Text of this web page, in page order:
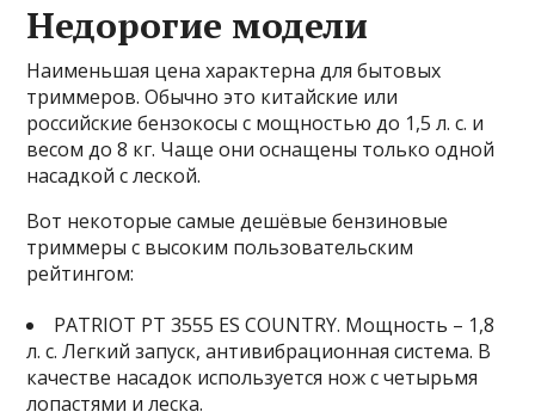
Недорогие модели
Наименьшая цена характерна для бытовых
триммеров. Обычно это китайские или
российские бензокосы с мощностью до 1,5 л. с. и
весом до 8 кг. Чаще они оснащены только одной
насадкой с леской.
Вот некоторые самые дешёвые бензиновые
триммеры с высоким пользовательским
рейтингом:
PATRIOT PT 3555 ES COUNTRY. Мощность – 1,8
л. с. Легкий запуск, антивибрационная система. В
качестве насадок используется нож с четырьмя
лопастями и леска.